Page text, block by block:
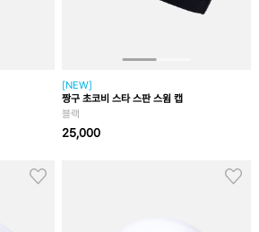
[NEW]
짱구 초코비 스타 스판 스윔 캡
블랙
25,000